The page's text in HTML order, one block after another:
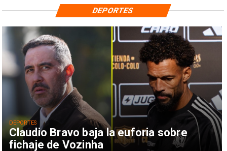
Claudio Bravo baja la euforia sobre
fichaje de Vozinha
DEPORTES
DEPORTES